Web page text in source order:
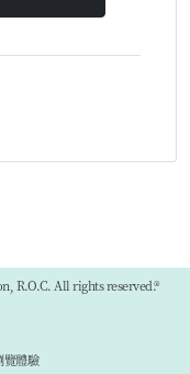
R.O.C. All rights reserved.®
覽體驗